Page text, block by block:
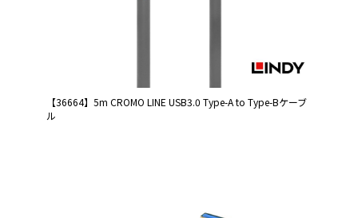
【36664】5m CROMO LINE USB3.0 Type-A to Type-Bケーブ
ル